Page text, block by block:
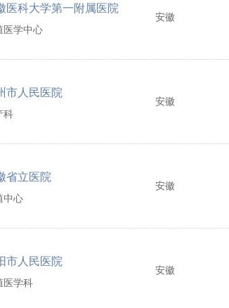
医科大学第一附属医院
医学中心
安徽
市人民医院
科
安徽
省立医院
中心
安徽
市人民医院
医学科
安徽